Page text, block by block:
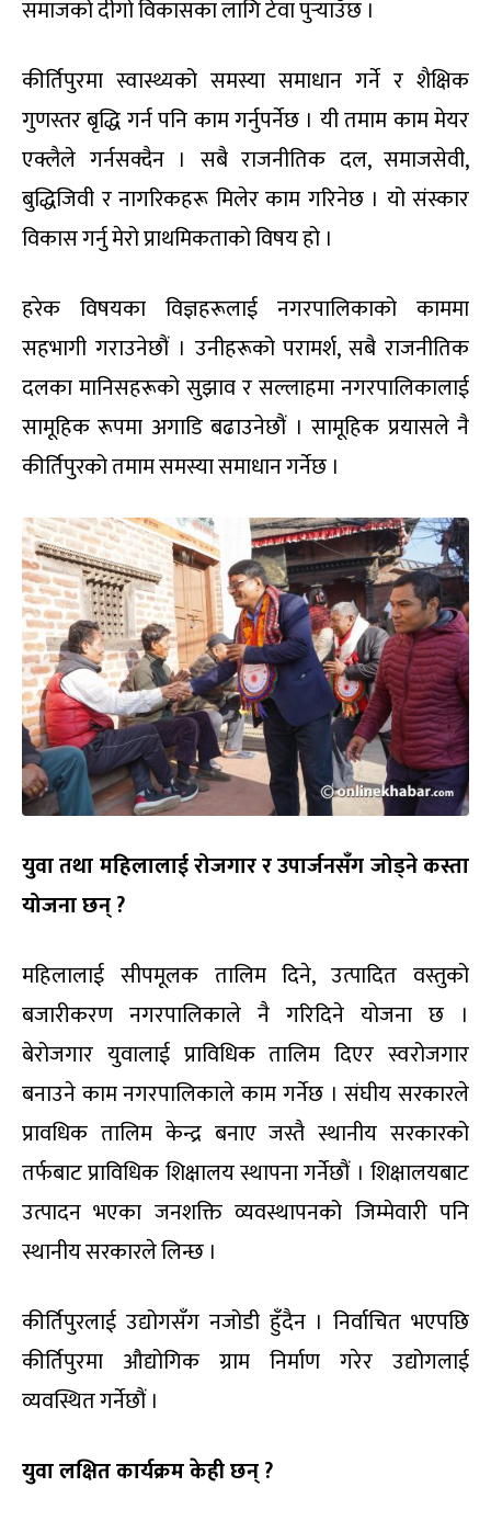
समाजको दीगो विकासका लागि टेवा पुर्‍याउँछ ।
कीर्तिपुरमा स्वास्थ्यको समस्या समाधान गर्ने र शैक्षिक
गुणस्तर बृद्धि गर्न पनि काम गर्नुपर्नेछ । यी तमाम काम मेयर
एक्लैले गर्नसक्दैन । सबै राजनीतिक दल, समाजसेवी,
बुद्धिजिवी र नागरिकहरू मिलेर काम गरिनेछ । यो संस्कार
विकास गर्नु मेरो प्राथमिकताको विषय हो ।
हरेक विषयका विज्ञहरूलाई नगरपालिकाको काममा
सहभागी गराउनेछौं । उनीहरूको परामर्श, सबै राजनीतिक
दलका मानिसहरूको सुझाव र सल्लाहमा नगरपालिकालाई
सामूहिक रूपमा अगाडि बढाउनेछौं । सामूहिक प्रयासले नै
कीर्तिपुरको तमाम समस्या समाधान गर्नेछ ।
युवा तथा महिलालाई रोजगार र उपार्जनसँग जोड्ने कस्ता
योजना छन् ?
महिलालाई सीपमूलक तालिम दिने, उत्पादित वस्तुको
बजारीकरण नगरपालिकाले नै गरिदिने योजना छ ।
बेरोजगार युवालाई प्राविधिक तालिम दिएर स्वरोजगार
बनाउने काम नगरपालिकाले काम गर्नेछ । संघीय सरकारले
प्रावधिक तालिम केन्द्र बनाए जस्तै स्थानीय सरकारको
तर्फबाट प्राविधिक शिक्षालय स्थापना गर्नेछौं । शिक्षालयबाट
उत्पादन भएका जनशक्ति व्यवस्थापनको जिम्मेवारी पनि
स्थानीय सरकारले लिन्छ ।
कीर्तिपुरलाई उद्योगसँग नजोडी हुँदैन । निर्वाचित भएपछि
कीर्तिपुरमा औद्योगिक ग्राम निर्माण गरेर उद्योगलाई
व्यवस्थित गर्नेछौं ।
युवा लक्षित कार्यक्रम केही छन् ?